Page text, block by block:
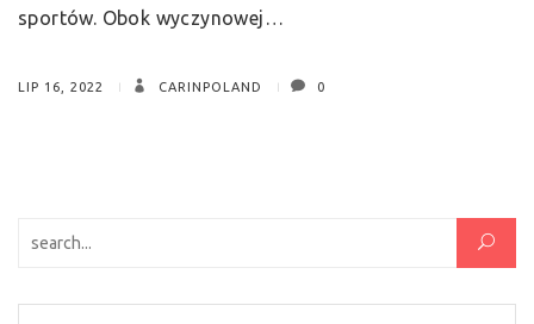
sportów. Obok wyczynowej…
LIP 16, 2022 CARINPOLAND 0